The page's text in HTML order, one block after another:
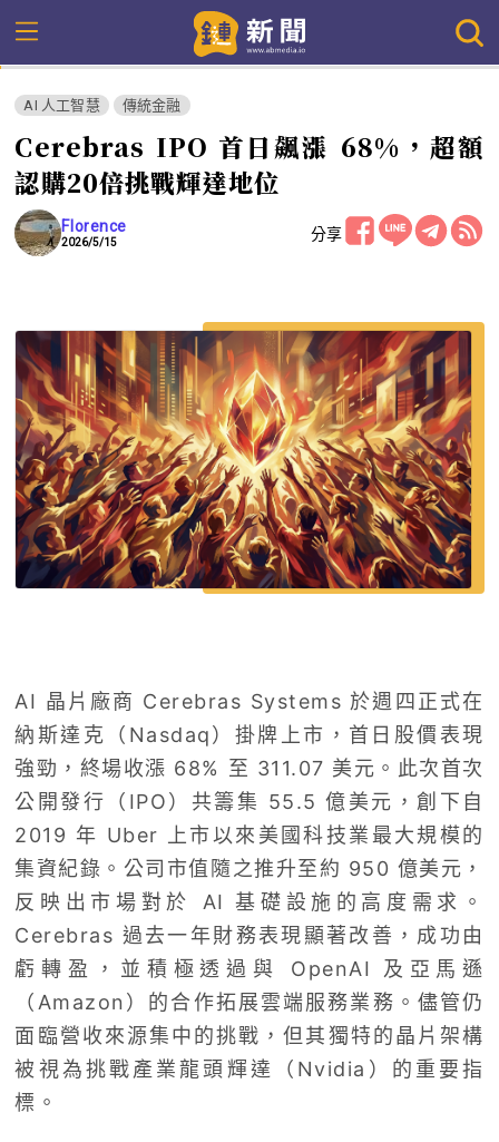
AI 人工智慧 傳統金融
Cerebras IPO 首日飆漲 68%，超額
認購20倍挑戰輝達地位
Florence
2026/5/15 分享
AI 晶片廠商 Cerebras Systems 於週四正式在
納斯達克（Nasdaq）掛牌上市，首日股價表現
強勁，終場收漲 68% 至 311.07 美元。此次首次
公開發行（IPO）共籌集 55.5 億美元，創下自
2019 年 Uber 上市以來美國科技業最大規模的
集資紀錄。公司市值隨之推升至約 950 億美元，
反映出市場對於 AI 基礎設施的高度需求。
Cerebras 過去一年財務表現顯著改善，成功由
虧轉盈，並積極透過與 OpenAI 及亞馬遜
（Amazon）的合作拓展雲端服務業務。儘管仍
面臨營收來源集中的挑戰，但其獨特的晶片架構
被視為挑戰產業龍頭輝達（Nvidia）的重要指
標。